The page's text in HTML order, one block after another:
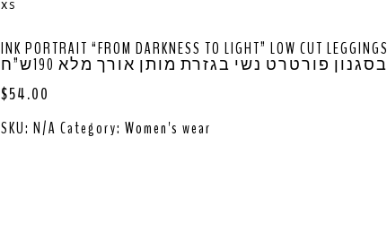
XS
INK PORTRAIT “FROM DARKNESS TO LIGHT” LOW CUT LEGGINGS טייץ מאויר
$54.00
SKU: N/A Category: Women's wear